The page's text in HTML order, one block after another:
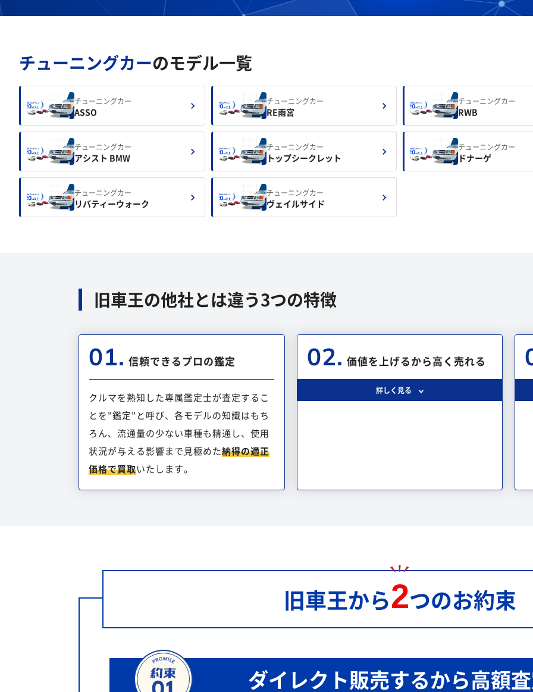
チューニングカーのモデル一覧
チューニングカー
ASSO
チューニングカー
RE雨宮
チューニングカー
RWB
チューニングカー
アシスト BMW
チューニングカー
トップシークレット
チューニングカー
ドナーゲ
チューニングカー
リバティーウォーク
チューニングカー
ヴェイルサイド
旧車王の他社とは違う3つの特徴
01. 信頼できるプロの鑑定
クルマを熟知した専属鑑定士が査定するこ
とを"鑑定"と呼び、各モデルの知識はもち
ろん、流通量の少ない車種も精通し、使用
状況が与える影響まで見極めた納得の適正
価格で買取いたします。
02. 価値を上げるから高く売れる
詳しく見る
旧車王から2つのお約束
ダイレクト販売するから高額